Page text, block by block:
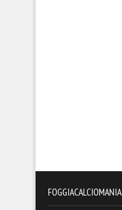
FOGGIACALCIOMANIA